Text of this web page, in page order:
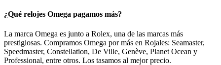
¿Qué relojes Omega pagamos más?
La marca Omega es junto a Rolex, una de las marcas más
prestigiosas. Compramos Omega por más en Rojales: Seamaster,
Speedmaster, Constellation, De Ville, Genève, Planet Ocean y
Professional, entre otros. Los tasamos al mejor precio.